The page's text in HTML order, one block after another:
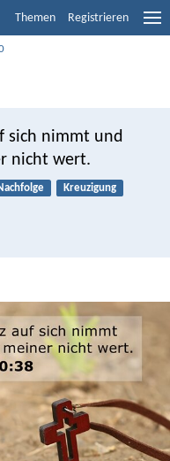
Themen Registrieren
sich nimmt und
nicht wert.
Kreuzigung